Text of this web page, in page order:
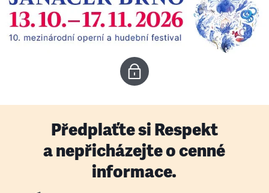
Předplaťte si Respekt
a nepřicházejte o cenné
informace.